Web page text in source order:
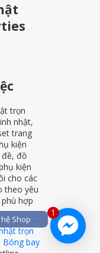
1
Shop
trọn
nhật,
trang
kiện
đồ
kiện
cho các
theo yêu
hợp
trọn
Bóng bay